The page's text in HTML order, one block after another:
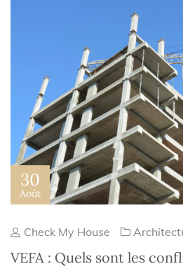
30
Août
Check My House
VEFA : Quels sont les